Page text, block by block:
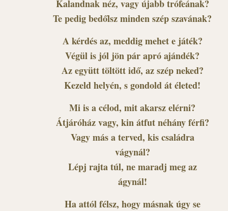
Kalandnak néz, vagy újabb trófeának?
Te pedig bedőlsz minden szép szavának?
A kérdés az, meddig mehet e játék?
Végül is jól jön pár apró ajándék?
Az együtt töltött idő, az szép neked?
Kezeld helyén, s gondold át életed!
Mi is a célod, mit akarsz elérni?
Átjáróház vagy, kin átfut néhány férfi?
Vagy más a terved, kis családra
vágynál?
Lépj rajta túl, ne maradj meg az
ágynál!
Ha attól félsz, hogy másnak úgy se